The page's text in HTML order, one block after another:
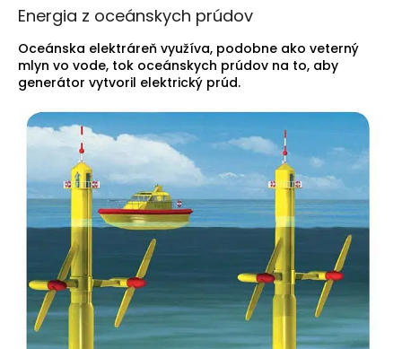
Energia z oceánskych prúdov
Oceánska elektráreň využíva, podobne ako veterný
mlyn vo vode, tok oceánskych prúdov na to, aby
generátor vytvoril elektrický prúd.